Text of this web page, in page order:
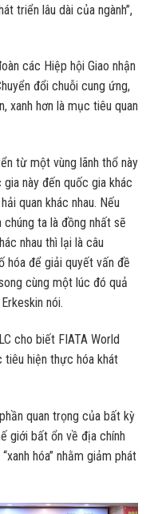
triển lâu dài của ngành”,
các Hiệp hội Giao nhận
đổi chuỗi cung ứng,
xanh hơn là mục tiêu quan
từ một vùng lãnh thổ này
này đến quốc gia khác
quan khác nhau. Nếu
ta là đồng nhất sẽ
nhau thì lại là câu
hóa để giải quyết vấn đề
cùng một lúc đó quả
nói.
cho biết FIATA World
tiêu hiện thực hóa khát
quan trọng của bất kỳ
giới bất ổn về địa chính
hóa” nhằm giảm phát